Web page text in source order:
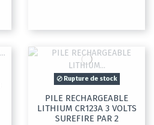
Rupture de stock
PILE RECHARGEABLE
LITHIUM CR123A 3 VOLTS
SUREFIRE PAR 2